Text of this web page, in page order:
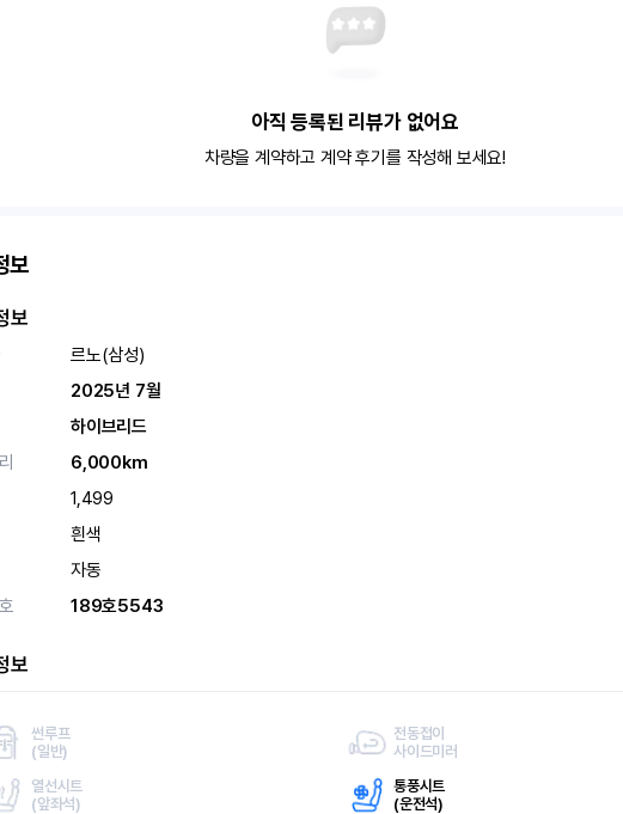
아직 등록된 리뷰가 없어요
차량을 계약하고 계약 후기를 작성해 보세요!
보
보
르노(삼성)
2025년 7월
하이브리드
6,000km
1,499
흰색
자동
189호5543
보
썬루프
(일반)
전동접이
사이드미러
열선시트
(앞좌석)
통풍시트
(운전석)